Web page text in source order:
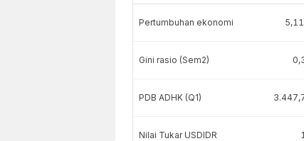
Pertumbuhan ekonomi
Gini rasio (Sem2)
PDB ADHK (Q1)
Nilai Tukar USDIDR